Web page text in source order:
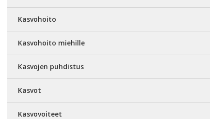
Kasvohoito
Kasvohoito miehille
Kasvojen puhdistus
Kasvot
Kasvovoiteet